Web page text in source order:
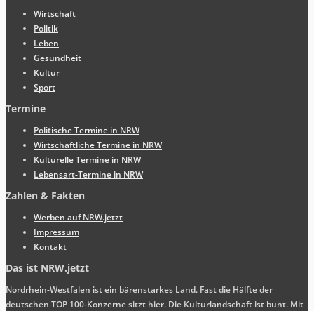
Wirtschaft
Politik
Leben
Gesundheit
Kultur
Sport
Termine
Politische Termine in NRW
Wirtschaftliche Termine in NRW
Kulturelle Termine in NRW
Lebensart-Termine in NRW
Zahlen & Fakten
Werben auf NRW.jetzt
Impressum
Kontakt
Das ist NRW.jetzt
Nordrhein-Westfalen ist ein bärenstarkes Land. Fast die Hälfte der
deutschen TOP 100-Konzerne sitzt hier. Die Kulturlandschaft ist bunt. Mit